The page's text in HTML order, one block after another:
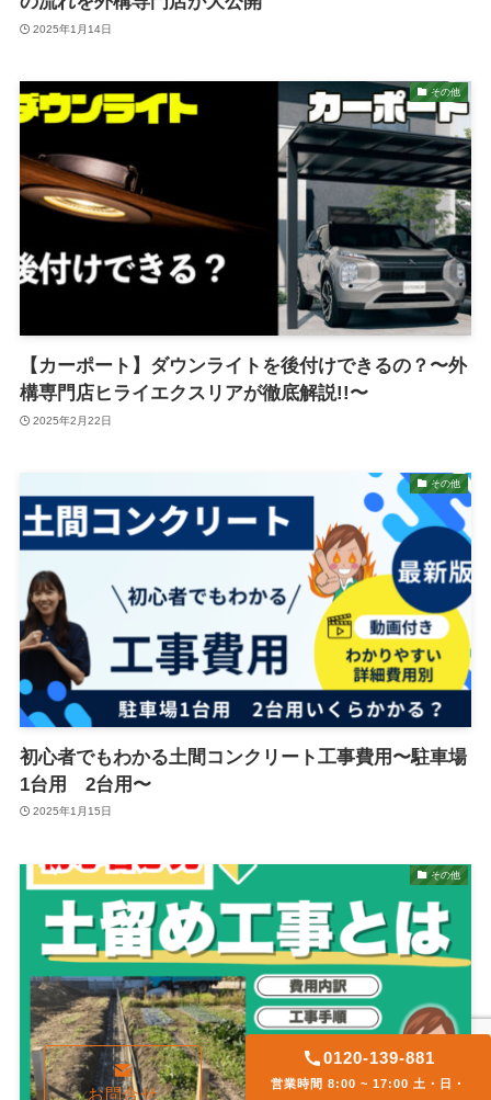
2025年1月14日
その他
【カーポート】ダウンライトを後付けできるの？〜外
構専門店ヒライエクスリアが徹底解説!!〜
2025年2月22日
その他
初心者でもわかる土間コンクリート工事費用〜駐車場
1台用 2台用〜
2025年1月15日
その他
お問合せ
0120-139-881
営業時間 8:00 ~ 17:00 土・日・